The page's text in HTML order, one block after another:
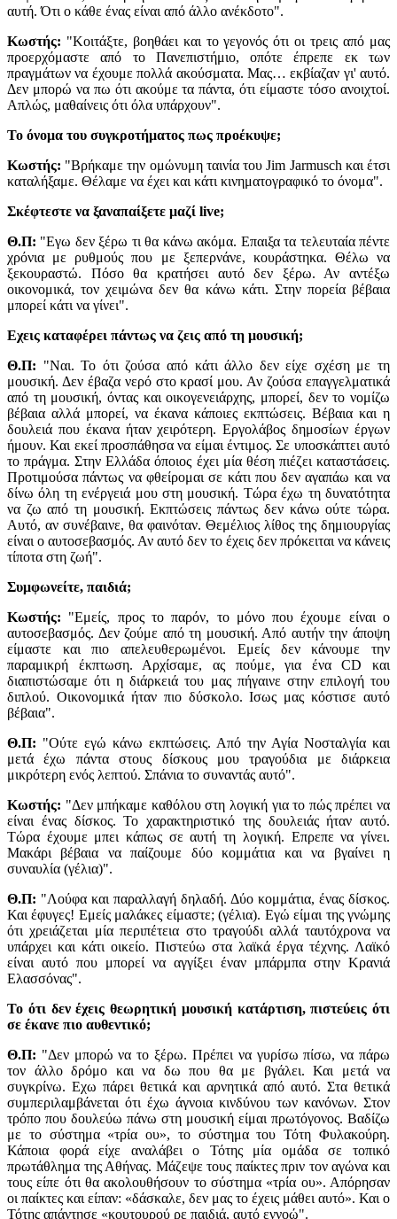
αυτή. Ότι ο κάθε ένας είναι από άλλο ανέκδοτο".
Kωστής: "Κοιτάξτε, βοηθάει και το γεγονός ότι οι τρεις από μας
προερχόμαστε από το Πανεπιστήμιο, οπότε έπρεπε εκ των
πραγμάτων να έχουμε πολλά ακούσματα. Μας… εκβίαζαν γι' αυτό.
Δεν μπορώ να πω ότι ακούμε τα πάντα, ότι είμαστε τόσο ανοιχτοί.
Απλώς, μαθαίνεις ότι όλα υπάρχουν".
Το όνομα του συγκροτήματος πως προέκυψε;
Κωστής: "Bρήκαμε την ομώνυμη ταινία του Jim Jarmusch και έτσι
καταλήξαμε. Θέλαμε να έχει και κάτι κινηματογραφικό το όνομα".
Σκέφτεστε να ξαναπαίξετε μαζί live;
Θ.Π: "Εγω δεν ξέρω τι θα κάνω ακόμα. Επαιξα τα τελευταία πέντε
χρόνια με ρυθμούς που με ξεπερνάνε, κουράστηκα. Θέλω να
ξεκουραστώ. Πόσο θα κρατήσει αυτό δεν ξέρω. Αν αντέξω
οικονομικά, τον χειμώνα δεν θα κάνω κάτι. Στην πορεία βέβαια
μπορεί κάτι να γίνει".
Εχεις καταφέρει πάντως να ζεις από τη μουσική;
Θ.Π: "Ναι. Το ότι ζούσα από κάτι άλλο δεν είχε σχέση με τη
μουσική. Δεν έβαζα νερό στο κρασί μου. Αν ζούσα επαγγελματικά
από τη μουσική, όντας και οικογενειάρχης, μπορεί, δεν το νομίζω
βέβαια αλλά μπορεί, να έκανα κάποιες εκπτώσεις. Βέβαια και η
δουλειά που έκανα ήταν χειρότερη. Εργολάβος δημοσίων έργων
ήμουν. Και εκεί προσπάθησα να είμαι έντιμος. Σε υποσκάπτει αυτό
το πράγμα. Στην Ελλάδα όποιος έχει μία θέση πιέζει καταστάσεις.
Προτιμούσα πάντως να φθείρομαι σε κάτι που δεν αγαπάω και να
δίνω όλη τη ενέργειά μου στη μουσική. Τώρα έχω τη δυνατότητα
να ζω από τη μουσική. Εκπτώσεις πάντως δεν κάνω ούτε τώρα.
Αυτό, αν συνέβαινε, θα φαινόταν. Θεμέλιος λίθος της δημιουργίας
είναι ο αυτοσεβασμός. Αν αυτό δεν το έχεις δεν πρόκειται να κάνεις
τίποτα στη ζωή".
Συμφωνείτε, παιδιά;
Κωστής: "Εμείς, προς το παρόν, το μόνο που έχουμε είναι ο
αυτοσεβασμός. Δεν ζούμε από τη μουσική. Από αυτήν την άποψη
είμαστε και πιο απελευθερωμένοι. Εμείς δεν κάνουμε την
παραμικρή έκπτωση. Αρχίσαμε, ας πούμε, για ένα CD και
διαπιστώσαμε ότι η διάρκειά του μας πήγαινε στην επιλογή του
διπλού. Οικονομικά ήταν πιο δύσκολο. Ισως μας κόστισε αυτό
βέβαια".
Θ.Π: "Ούτε εγώ κάνω εκπτώσεις. Από την Αγία Νοσταλγία και
μετά έχω πάντα στους δίσκους μου τραγούδια με διάρκεια
μικρότερη ενός λεπτού. Σπάνια το συναντάς αυτό".
Κωστής: "Δεν μπήκαμε καθόλου στη λογική για το πώς πρέπει να
είναι ένας δίσκος. Το χαρακτηριστικό της δουλειάς ήταν αυτό.
Τώρα έχουμε μπει κάπως σε αυτή τη λογική. Επρεπε να γίνει.
Μακάρι βέβαια να παίζουμε δύο κομμάτια και να βγαίνει η
συναυλία (γέλια)".
Θ.Π: "Λούφα και παραλλαγή δηλαδή. Δύο κομμάτια, ένας δίσκος.
Και έφυγες! Εμείς μαλάκες είμαστε; (γέλια). Εγώ είμαι της γνώμης
ότι χρειάζεται μία περιπέτεια στο τραγούδι αλλά ταυτόχρονα να
υπάρχει και κάτι οικείο. Πιστεύω στα λαϊκά έργα τέχνης. Λαϊκό
είναι αυτό που μπορεί να αγγίξει έναν μπάρμπα στην Κρανιά
Ελασσόνας".
Το ότι δεν έχεις θεωρητική μουσική κατάρτιση, πιστεύεις ότι
σε έκανε πιο αυθεντικό;
Θ.Π: "Δεν μπορώ να το ξέρω. Πρέπει να γυρίσω πίσω, να πάρω
τον άλλο δρόμο και να δω που θα με βγάλει. Και μετά να
συγκρίνω. Εχω πάρει θετικά και αρνητικά από αυτό. Στα θετικά
συμπεριλαμβάνεται ότι έχω άγνοια κινδύνου των κανόνων. Στον
τρόπο που δουλεύω πάνω στη μουσική είμαι πρωτόγονος. Βαδίζω
με το σύστημα «τρία ου», το σύστημα του Τότη Φυλακούρη.
Κάποια φορά είχε αναλάβει ο Τότης μία ομάδα σε τοπικό
πρωτάθλημα της Αθήνας. Μάζεψε τους παίκτες πριν τον αγώνα και
τους είπε ότι θα ακολουθήσουν το σύστημα «τρία ου». Απόρησαν
οι παίκτες και είπαν: «δάσκαλε, δεν μας το έχεις μάθει αυτό». Και ο
Τότης απάντησε «κουτουρού ρε παιδιά, αυτό εννοώ".